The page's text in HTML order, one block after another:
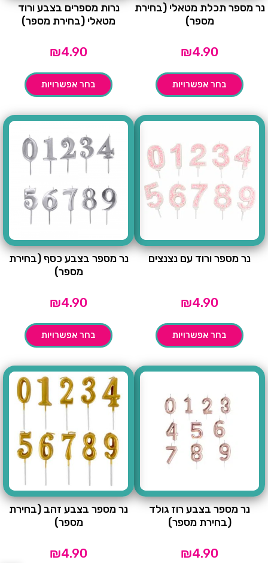
נר מספר תכלת מטאלי (בחירת
מספר)
₪4.90
בחר אפשרויות
נרות מספרים בצבע ורוד
מטאלי (בחירת מספר)
₪4.90
בחר אפשרויות
נר מספר ורוד עם נצנצים
₪4.90
בחר אפשרויות
נר מספר בצבע כסף (בחירת
מספר)
₪4.90
בחר אפשרויות
נר מספר בצבע רוז גולד
(בחירת מספר)
₪4.90
נר מספר בצבע זהב (בחירת
מספר)
₪4.90